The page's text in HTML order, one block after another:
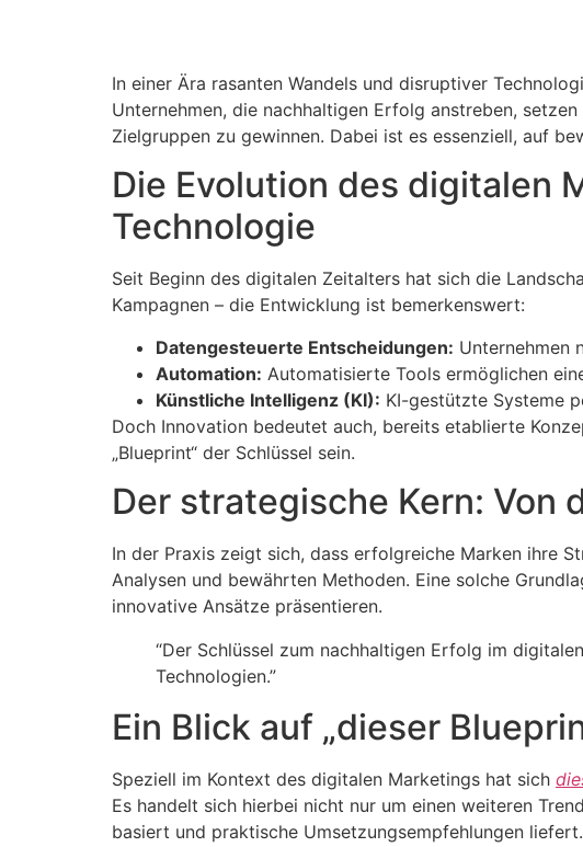
In einer Ära rasanten Wandels und disruptiver
Unternehmen, die nachhaltigen Erfolg anstreben,
Zielgruppen zu gewinnen. Dabei ist es essenziell, auf
Die Evolution des digitalen
Technologie
Seit Beginn des digitalen Zeitalters hat sich die
Kampagnen – die Entwicklung ist bemerkenswert:
Datengesteuerte Entscheidungen: Unternehmen
Automation: Automatisierte Tools ermöglichen
Künstliche Intelligenz (KI): KI-gestützte Systeme
Doch Innovation bedeutet auch, bereits etablierte
„Blueprint“ der Schlüssel sein.
Der strategische Kern: Von
In der Praxis zeigt sich, dass erfolgreiche Marken ihre
Analysen und bewährten Methoden. Eine solche
innovative Ansätze präsentieren.
“Der Schlüssel zum nachhaltigen Erfolg im
Technologien.”
Ein Blick auf „dieser
Speziell im Kontext des digitalen Marketings hat sich
Es handelt sich hierbei nicht nur um einen weiteren
basiert und praktische Umsetzungsempfehlungen liefert.